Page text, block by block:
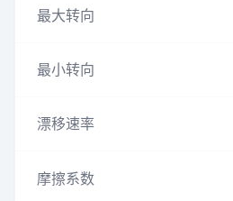
最大转向
最小转向
漂移速率
摩擦系数